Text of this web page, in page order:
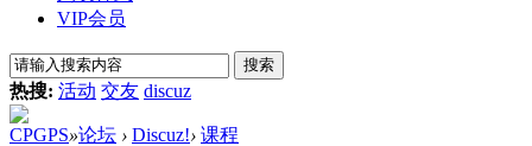
VIP会员
搜索
热搜: 活动 交友 discuz
CPGPS»论坛 › Discuz!› 课程